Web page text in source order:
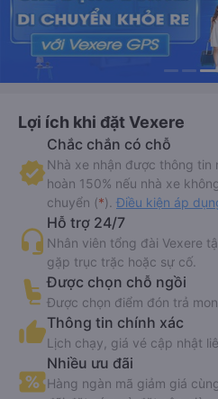
Lợi ích khi đặt Vexere
Chắc chắn có chỗ
Nhà xe nhận được thông tin
hoàn 150% nếu nhà xe
chuyển (*). Điều kiện áp
Hỗ trợ 24/7
Nhân viên tổng đài Vexere
gặp trục trặc hoặc sự cố.
Được chọn chỗ ngồi
Được chọn điểm đón trả
Thông tin chính xác
Lịch chạy, giá vé cập nhật
Nhiều ưu đãi
Hàng ngàn mã giảm giá